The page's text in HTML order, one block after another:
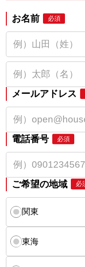
お名前 必須
メールアドレス
電話番号 必須
ご希望の地域 必
関東
東海